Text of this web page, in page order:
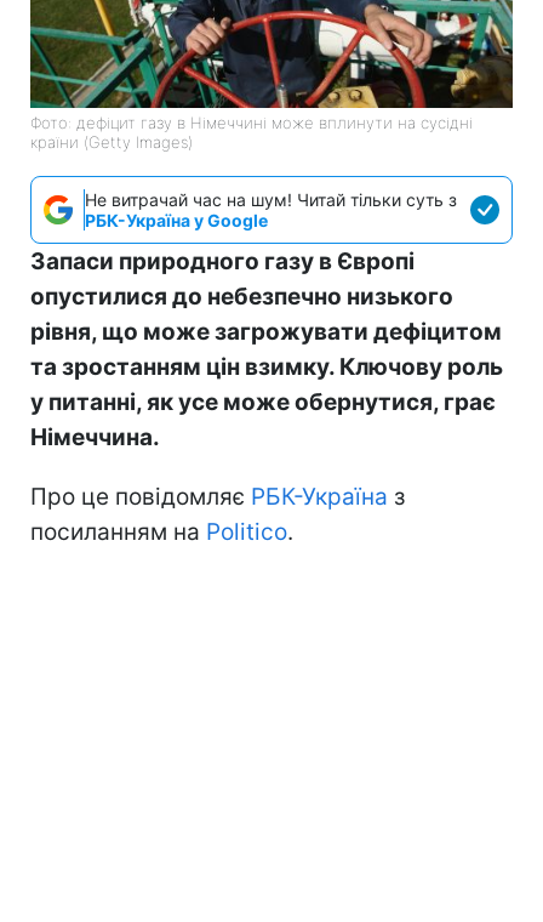
Фото: дефіцит газу в Німеччині може вплинути на сусідні
країни (Getty Images)
Не витрачай час на шум! Читай тільки суть з
РБК-Україна у Google
Запаси природного газу в Європі
опустилися до небезпечно низького
рівня, що може загрожувати дефіцитом
та зростанням цін взимку. Ключову роль
у питанні, як усе може обернутися, грає
Німеччина.
Про це повідомляє РБК-Україна з
посиланням на Politico.